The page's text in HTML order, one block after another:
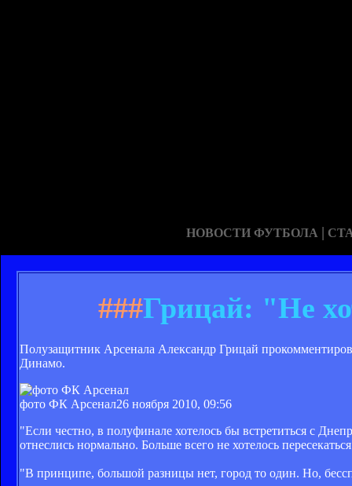
НОВОСТИ ФУТБОЛА |
###Грицай: "Не
Полузащитник Арсенала Александр Грицай
Динамо.
фото ФК Арсенал26 ноября 2010, 09:56
"Если честно, в полуфинале хотелось бы встретиться с
отнеслись нормально. Больше всего не хотелось
"В принципе, большой разницы нет, город то один. Но,